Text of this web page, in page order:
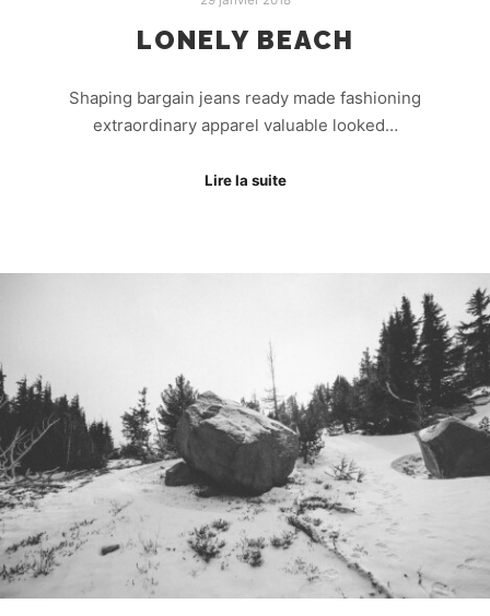
LONELY BEACH
Shaping bargain jeans ready made fashioning
extraordinary apparel valuable looked…
Lire la suite